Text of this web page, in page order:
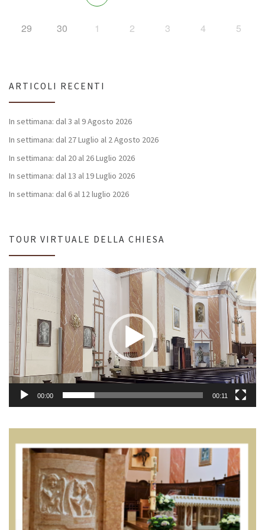
29 30 1 2 3 4 5
ARTICOLI RECENTI
In settimana: dal 3 al 9 Agosto 2026
In settimana: dal 27 Luglio al 2 Agosto 2026
In settimana: dal 20 al 26 Luglio 2026
In settimana: dal 13 al 19 Luglio 2026
In settimana: dal 6 al 12 luglio 2026
TOUR VIRTUALE DELLA CHIESA
Video
Player
00:00 00:11